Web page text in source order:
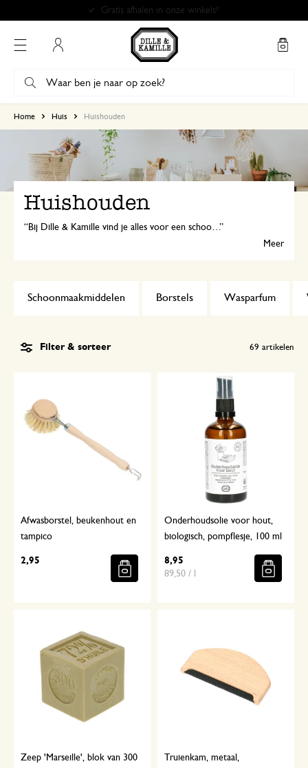
Home Huis Huishouden
Huishouden
Bij Dille & Kamille vind je alles voor een schoon en fris huis. Van boenders, borstels en vegers tot emmers en natuurlijke schoonmaakmiddelen.
Meer
Schoonmaakmiddelen Borstels Wasparfum
Filter & sorteer 69 artikelen
Afwasborstel, beukenhout en
tampico
2,95
Onderhoudsolie voor hout,
biologisch, pompflesje, 100 ml
8,95
89,50 / l
Zeep 'Marseille', blok van 300
Truienkam, metaal,